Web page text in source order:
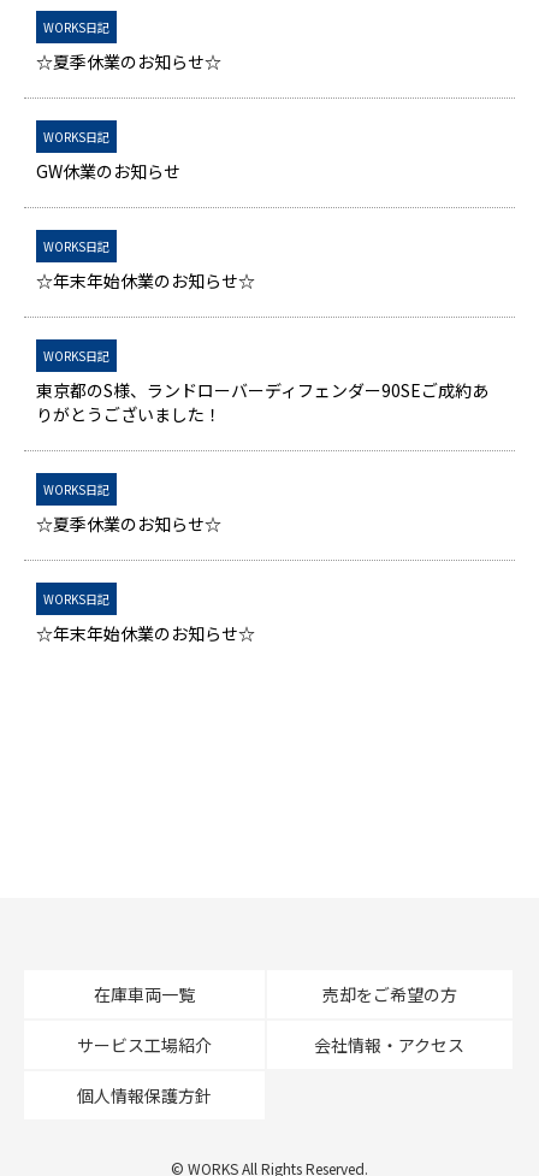
WORKS日記
☆夏季休業のお知らせ☆
WORKS日記
GW休業のお知らせ
WORKS日記
☆年末年始休業のお知らせ☆
WORKS日記
東京都のS様、ランドローバーディフェンダー90SEご成約あ
りがとうございました！
WORKS日記
☆夏季休業のお知らせ☆
WORKS日記
☆年末年始休業のお知らせ☆
在庫車両一覧 売却をご希望の方
サービス工場紹介 会社情報・アクセス
個人情報保護方針
© WORKS All Rights Reserved.